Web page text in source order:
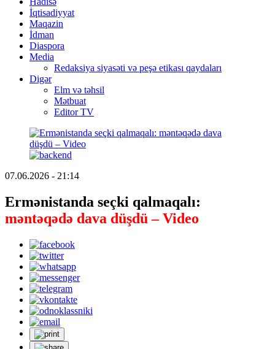
İqtisadiyyat
Maqazin
İdman
Diaspora
Media
Redaksiya siyasəti və peşə etikası qaydaları
Digər
Elm və təhsil
Mətbuat
Editor TV
07.06.2026 - 21:14
Ermənistanda seçki qalmaqalı:
məntəqədə dava düşdü – Video